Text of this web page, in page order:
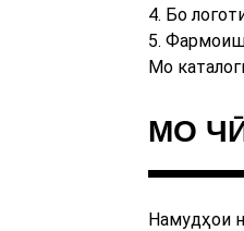
4. Бо
5.
Мо
МО
Намудҳои